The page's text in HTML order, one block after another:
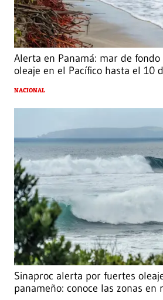
Alerta en Panamá: mar de
oleaje en el Pacífico hasta el 10
NACIONAL
Sinaproc alerta por fuertes
panameño: conoce las zonas en